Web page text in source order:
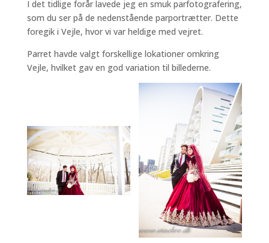
I det tidlige forår lavede jeg en smuk parfotografering,
som du ser på de nedenstående parportrætter. Dette
foregik i Vejle, hvor vi var heldige med vejret.
Parret havde valgt forskellige lokationer omkring
Vejle, hvilket gav en god variation til billederne.